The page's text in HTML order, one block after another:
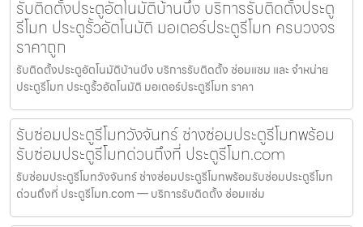
รับติดตั้งประตูอัตโนมัติบ้านบึง บริการรับติดตั้งประตู
รีโมท ประตูรั้วอัตโนมัติ มอเตอร์ประตูรีโมท ครบวงจร
ราคาถูก
รับติดตั้งประตูอัตโนมัติบ้านบึง บริการรับติดตั้ง ซ่อมแซม และ จำหน่าย
ประตูรีโมท ประตูรั้วอัตโนมัติ มอเตอร์ประตูรีโมท ราคา
รับซ่อมประตูรีโมทวังจันทร์ ช่างซ่อมประตูรีโมทพร้อม
รับซ่อมประตูรีโมทด่วนถึงที่ ประตูรีโมท.com
รับซ่อมประตูรีโมทวังจันทร์ ช่างซ่อมประตูรีโมทพร้อมรับซ่อมประตูรีโมท
ด่วนถึงที่ ประตูรีโมท.com — บริการรับติดตั้ง ซ่อมแซ่ม